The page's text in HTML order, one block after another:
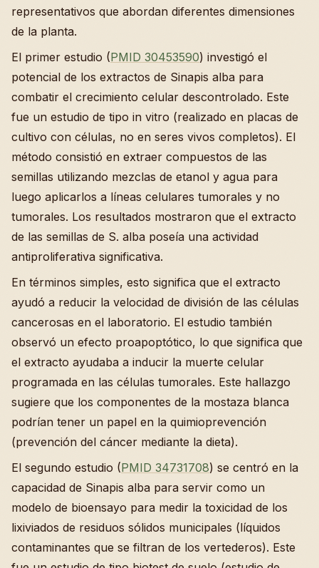
representativos que abordan diferentes dimensiones
de la planta.
El primer estudio (PMID 30453590) investigó el
potencial de los extractos de Sinapis alba para
combatir el crecimiento celular descontrolado. Este
fue un estudio de tipo in vitro (realizado en placas de
cultivo con células, no en seres vivos completos). El
método consistió en extraer compuestos de las
semillas utilizando mezclas de etanol y agua para
luego aplicarlos a líneas celulares tumorales y no
tumorales. Los resultados mostraron que el extracto
de las semillas de S. alba poseía una actividad
antiproliferativa significativa.
En términos simples, esto significa que el extracto
ayudó a reducir la velocidad de división de las células
cancerosas en el laboratorio. El estudio también
observó un efecto proapoptótico, lo que significa que
el extracto ayudaba a inducir la muerte celular
programada en las células tumorales. Este hallazgo
sugiere que los componentes de la mostaza blanca
podrían tener un papel en la quimioprevención
(prevención del cáncer mediante la dieta).
El segundo estudio (PMID 34731708) se centró en la
capacidad de Sinapis alba para servir como un
modelo de bioensayo para medir la toxicidad de los
lixiviados de residuos sólidos municipales (líquidos
contaminantes que se filtran de los vertederos). Este